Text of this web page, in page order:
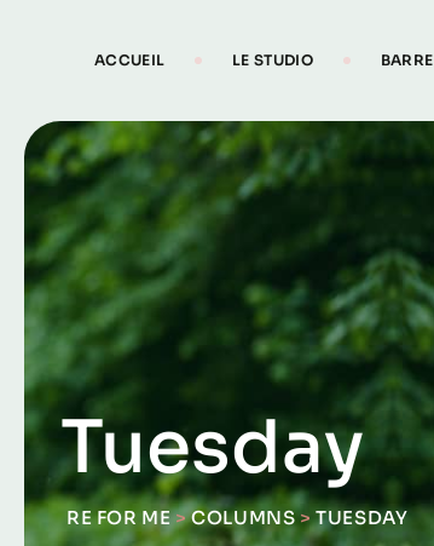
ACCUEIL LE STUDIO BARRE
Tuesday
RE FOR ME>COLUMNS>TUESDAY